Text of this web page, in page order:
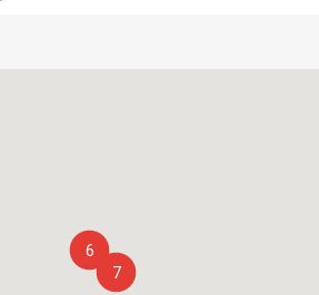
6
7